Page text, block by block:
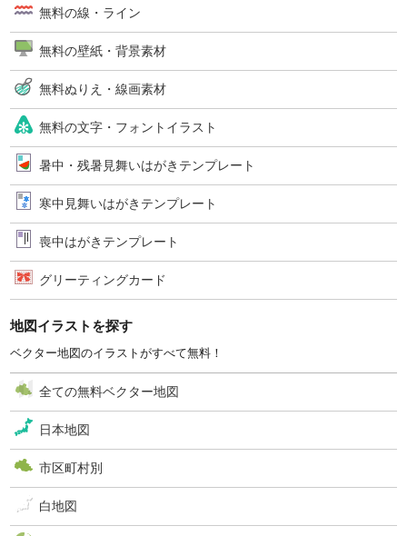
無料の線・ライン
無料の壁紙・背景素材
無料ぬりえ・線画素材
無料の文字・フォントイラスト
暑中・残暑見舞いはがきテンプレート
寒中見舞いはがきテンプレート
喪中はがきテンプレート
グリーティングカード
地図イラストを探す
ベクター地図のイラストがすべて無料！
全ての無料ベクター地図
日本地図
市区町村別
白地図